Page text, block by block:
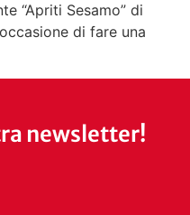
“Apriti Sesamo” di
di fare una
newsletter!